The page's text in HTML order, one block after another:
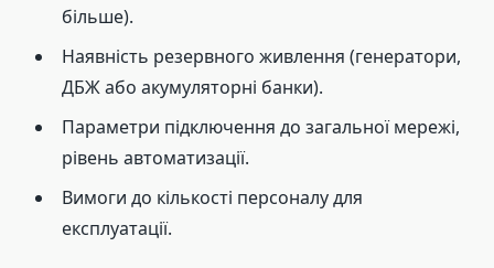
більше).
Наявність резервного живлення (генератори,
ДБЖ або акумуляторні банки).
Параметри підключення до загальної мережі,
рівень автоматизації.
Вимоги до кількості персоналу для
експлуатації.